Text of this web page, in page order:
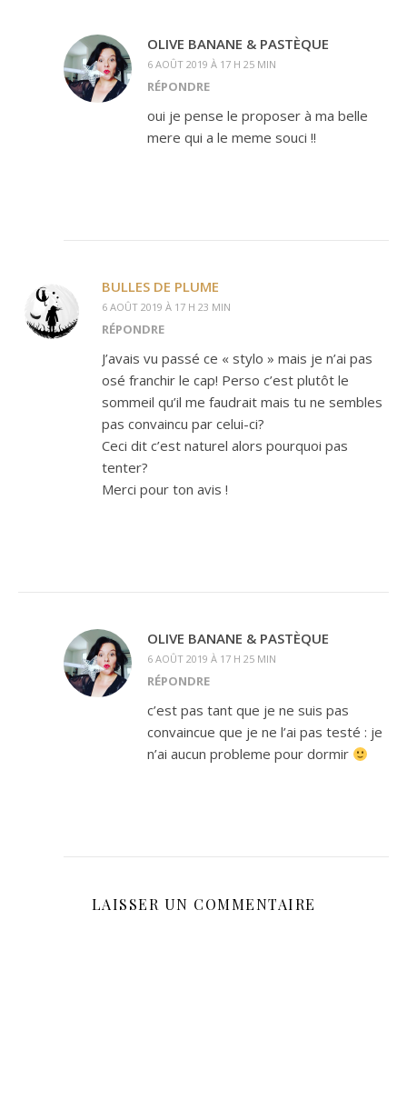
OLIVE BANANE & PASTÈQUE
6 AOÛT 2019 À 17 H 25 MIN
RÉPONDRE
oui je pense le proposer à ma belle
mere qui a le meme souci !!
BULLES DE PLUME
6 AOÛT 2019 À 17 H 23 MIN
RÉPONDRE
J’avais vu passé ce « stylo » mais je n’ai pas
osé franchir le cap! Perso c’est plutôt le
sommeil qu’il me faudrait mais tu ne sembles
pas convaincu par celui-ci?
Ceci dit c’est naturel alors pourquoi pas
tenter?
Merci pour ton avis !
OLIVE BANANE & PASTÈQUE
6 AOÛT 2019 À 17 H 25 MIN
RÉPONDRE
c’est pas tant que je ne suis pas
convaincue que je ne l’ai pas testé : je
n’ai aucun probleme pour dormir
LAISSER UN COMMENTAIRE